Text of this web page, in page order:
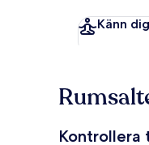
Känn
Kontrollera